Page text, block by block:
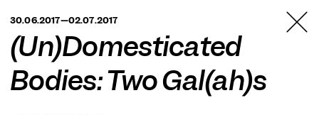
BERLIN
30.06.2017—02.07.2017
(Un)Domesticated
Bodies: Two Gal(ah)s